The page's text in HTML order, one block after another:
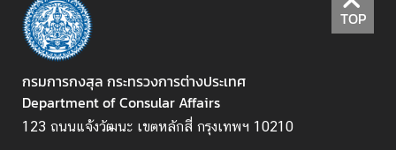
ถ
า
ม
-
ต
อ
บ
TOP
กรมการกงสุล กระทรวงการต่างประเทศ
Department of Consular Affairs
123 ถนนแจ้งวัฒนะ เขตหลักสี่ กรุงเทพฯ 10210